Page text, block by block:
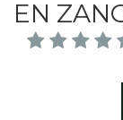
EN